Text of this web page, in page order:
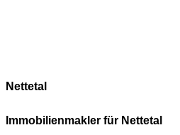
Nettetal
Immobilienmakler für Nettetal